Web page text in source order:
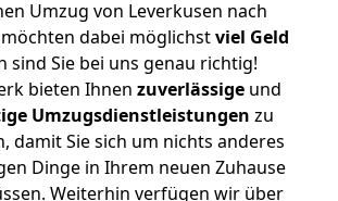
Umzug von Leverkusen nach
dabei möglichstviel Geld
sind Sie bei uns genau richtig!
bieten Ihnen zuverlässige und
Umzugsdienstleistungen zu
damit Sie sich um nichts anderes
Dinge in Ihrem neuen Zuhause
Weiterhin verfügen wir über